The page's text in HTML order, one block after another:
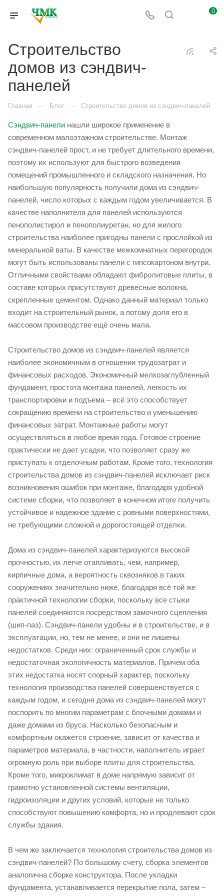
0
Строительство
домов из сэндвич-
панелей
Главная — Блог — Строительство домов из сэндвич-панелей
Сэндвич-панели нашли широкое применение в
современном малоэтажном строительстве. Монтаж
сэндвич-панелей прост, и не требует длительного времени,
поэтому их используют для быстрого возведения
помещений промышленного и складского назначения. Но
наибольшую популярность получили дома из сэндвич-
панелей, число которых с каждым годом увеличивается. В
качестве наполнителя для панелей используются
пенополистирол и пенополиуретан, но для жилого
строительства наиболее пригодны панели с прослойкой из
минеральной ваты. В качестве межкомнатных перегородок
могут быть использованы панели с гипсокартоном внутри.
Отличными свойствами обладают фибролитовые плиты, в
составе которых присутствуют древесные волокна,
скрепленные цементом. Однако данный материал только
входит на строительный рынок, а потому доля его в
массовом производстве ещё очень мала.
Строительство домов из сэндвич-панелей является
наиболее экономичным в отношении трудозатрат и
финансовых расходов. Экономичный мелкозаглубленный
фундамент, простота монтажа панелей, легкость их
транспортировки и подъема – всё это способствует
сокращению времени на строительство и уменьшению
финансовых затрат. Монтажные работы могут
осуществляться в любое время года. Готовое строение
практически не дает усадки, что позволяет сразу же
приступать к отделочным работам. Кроме того, технология
строительства домов из сэндвич-панелей исключает риск
возникновения ошибок при монтаже, благодаря удобной
системе сборки, что позволяет в конечном итоге получить
устойчивое и надежное здание с ровными поверхностями,
не требующими сложной и дорогостоящей отделки.
Дома из сэндвич-панелей характеризуются высокой
прочностью, их легче отапливать, чем, например,
кирпичные дома, а вероятность сквозняков в таких
сооружениях значительно ниже, благодаря всё той же
практичной технологии сборки, поскольку все стыки
панелей соединяются посредством замочного сцепления
(шип-паз). Сэндвич-панели удобны и в строительстве, и в
эксплуатации, но, тем не менее, и они не лишены
недостатков. Среди них: ограниченный срок службы и
недостаточная экологичность материалов. Причем оба
этих недостатка носят спорный характер, поскольку
технология производства панелей совершенствуется с
каждым годом, и сегодня дома из сэндвич-панелей могут
поспорить по многим параметрам с блочными домами и
даже домами из бруса. Насколько безопасным и
комфортным окажется строение, зависит от качества и
параметров материала, в частности, наполнитель играет
огромную роль при выборе плиты для строительства.
Кроме того, микроклимат в доме напрямую зависит от
грамотно установленной системы вентиляции,
гидроизоляции и других условий, которые не только
способствуют повышению комфорта, но и продлевают срок
службы здания.
В чем же заключается технология строительства домов из
сэндвич-панелей? По большому счету, сборка элементов
аналогична сборке конструктора. После укладки
фундамента, устанавливается перекрытие пола, затем –